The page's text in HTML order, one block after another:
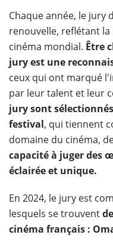
Chaque année, le jury
renouvelle, reflétant
cinéma mondial. Être
jury est une
ceux qui ont marqué
par leur talent et leur
jury sont
festival, qui tiennent
domaine du cinéma,
capacité à juger des
éclairée et unique.
En 2024, le jury est
lesquels se trouvent
cinéma français :